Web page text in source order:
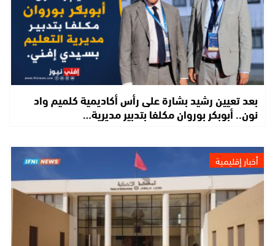
بعد تعيين رشيد بشارة على رأس أكاديمية كلميم واد
نون.. أبوبكر بوروان مكلفا بتدبير مديرية…
أخبار إقليمية